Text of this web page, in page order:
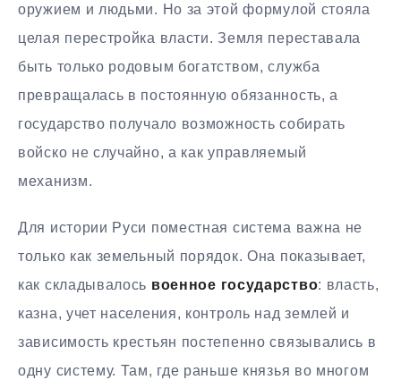
оружием и людьми. Но за этой формулой стояла
целая перестройка власти. Земля переставала
быть только родовым богатством, служба
превращалась в постоянную обязанность, а
государство получало возможность собирать
войско не случайно, а как управляемый
механизм.
Для истории Руси поместная система важна не
только как земельный порядок. Она показывает,
как складывалось военное государство: власть,
казна, учет населения, контроль над землей и
зависимость крестьян постепенно связывались в
одну систему. Там, где раньше князья во многом